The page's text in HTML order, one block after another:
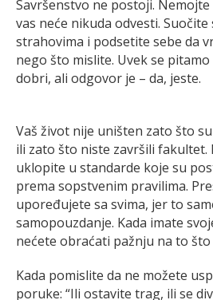
Savršenstvo ne postoji.
vas neće nikuda odvesti. Suočite
strahovima i podsetite sebe da
nego što mislite. Uvek se
dobri, ali odgovor je – da, jeste.
Vaš život nije uništen zato što
ili zato što niste završili fakultet.
uklopite u standarde koje su
prema sopstvenim pravilima.
upoređujete sa svima, jer to
samopouzdanje. Kada imate
nećete obraćati pažnju na to
Kada pomislite da ne možete
poruke: “Ili ostavite trag, ili se